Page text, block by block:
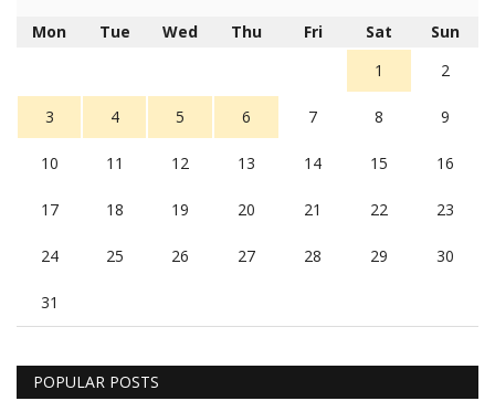
Mon Tue Wed Thu Fri Sat
Sun
1
2
3 4 5 6 7 8 9
10 11 12 13 14 15 16
17 18 19 20 21 22 23
24 25 26 27 28 29 30
31
POPULAR POSTS